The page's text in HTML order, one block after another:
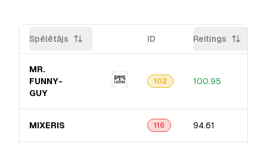
Spēlētājs ID Reitings
MR.
FUNNY-
GUY
102 100.95
MIXERIS 116 94.61